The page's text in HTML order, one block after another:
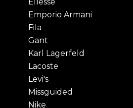
Emporio Armani
Fila
Gant
Karl Lagerfeld
Lacoste
Levi's
Missguided
Nike